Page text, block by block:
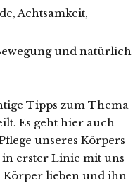
Achtsamkeit,
und natürlich
Tipps zum Thema
Es geht hier auch
unseres Körpers
erster Linie mit uns
Körper lieben und ihn